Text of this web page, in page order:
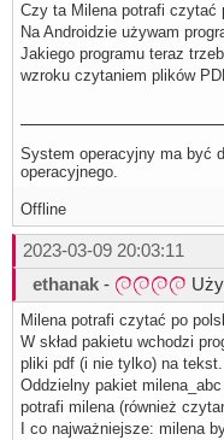
Czy ta Milena potrafi czytać
Na Androidzie używam
Jakiego programu teraz
wzroku czytaniem plików
System operacyjny ma być
operacyjnego.
Offline
2023-03-09 20:03:11
ethanak -
Milena potrafi czytać po
W skład pakietu wchodzi
pliki pdf (i nie tylko) na tekst.
Oddzielny pakiet
potrafi milena (również
I co najważniejsze: milena